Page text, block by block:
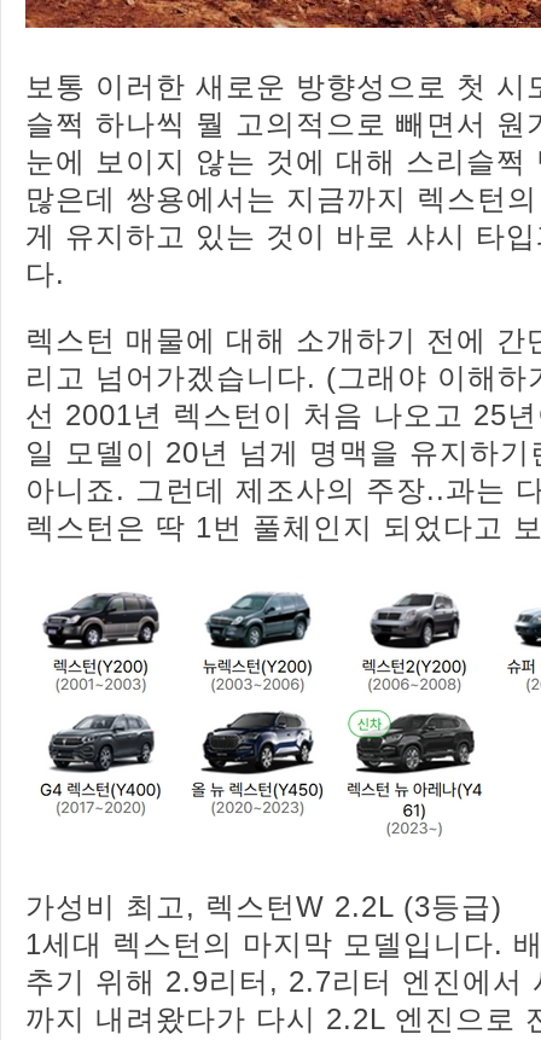
보통 이러한 새로운 방향성으로 첫 시
슬쩍 하나씩 뭘 고의적으로 빼면서 원
눈에 보이지 않는 것에 대해 스리슬쩍
많은데 쌍용에서는 지금까지 렉스턴
게 유지하고 있는 것이 바로 샤시 타
다.
렉스턴 매물에 대해 소개하기 전에 간
리고 넘어가겠습니다. (그래야 이해하
선 2001년 렉스턴이 처음 나오고 25
일 모델이 20년 넘게 명맥을 유지하
아니죠. 그런데 제조사의 주장..과는
렉스턴은 딱 1번 풀체인지 되었다고
가성비 최고, 렉스턴W 2.2L (3등급)
1세대 렉스턴의 마지막 모델입니다.
추기 위해 2.9리터, 2.7리터 엔진에서
까지 내려왔다가 다시 2.2L 엔진으로